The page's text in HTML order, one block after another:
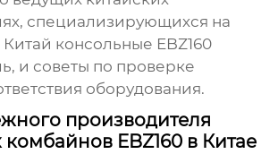
специализирующихся на
Китай консольные EBZ160
, и советы по проверке
оборудования.
производителя
EBZ160 в Китае